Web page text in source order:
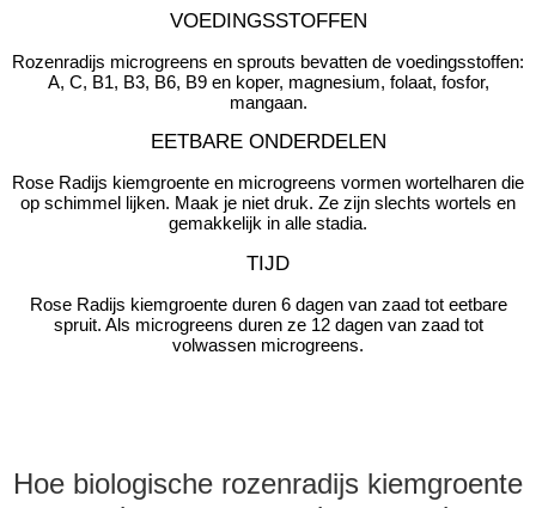
VOEDINGSSTOFFEN
Rozenradijs microgreens en sprouts bevatten de voedingsstoffen:
A, C, B1, B3, B6, B9 en koper, magnesium, folaat, fosfor,
mangaan.
EETBARE ONDERDELEN
Rose Radijs kiemgroente en microgreens vormen wortelharen die
op schimmel lijken. Maak je niet druk. Ze zijn slechts wortels en
gemakkelijk in alle stadia.
TIJD
Rose Radijs kiemgroente duren 6 dagen van zaad tot eetbare
spruit. Als microgreens duren ze 12 dagen van zaad tot
volwassen microgreens.
Hoe biologische rozenradijs kiemgroente